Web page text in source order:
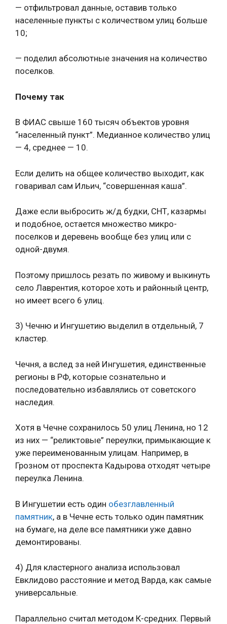
— отфильтровал данные, оставив только
населенные пункты с количеством улиц больше
10;
— поделил абсолютные значения на количество
поселков.
Почему так
В ФИАС свыше 160 тысяч объектов уровня
“населенный пункт”. Медианное количество улиц
— 4, среднее — 10.
Если делить на общее количество выходит, как
говаривал сам Ильич, “совершенная каша”.
Даже если выбросить ж/д будки, СНТ, казармы
и подобное, остается множество микро-
поселков и деревень вообще без улиц или с
одной-двумя.
Поэтому пришлось резать по живому и выкинуть
село Лаврентия, которое хоть и районный центр,
но имеет всего 6 улиц.
3) Чечню и Ингушетию выделил в отдельный, 7
кластер.
Чечня, а вслед за ней Ингушетия, единственные
регионы в РФ, которые сознательно и
последовательно избавлялись от советского
наследия.
Хотя в Чечне сохранилось 50 улиц Ленина, но 12
из них — “реликтовые” переулки, примыкающие к
уже переименованным улицам. Например, в
Грозном от проспекта Кадырова отходят четыре
переулка Ленина.
В Ингушетии есть один обезглавленный
памятник, а в Чечне есть только один памятник
на бумаге, на деле все памятники уже давно
демонтированы.
4) Для кластерного анализа использовал
Евклидово расстояние и метод Варда, как самые
универсальные.
Параллельно считал методом К-средних. Первый